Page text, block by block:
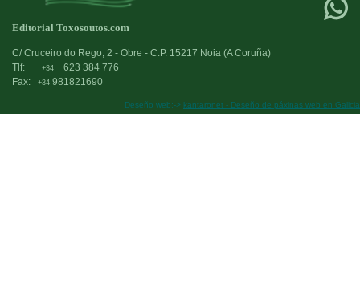
Editorial Toxosoutos.com
C/ Cruceiro do Rego, 2 - Obre - C.P. 15217 Noia (A Coruña)
Tlf:
+34
623 384 776
Fax:
+34 981821690
Deseño web:-> kantaronet - Deseño de páxinas web en Galicia